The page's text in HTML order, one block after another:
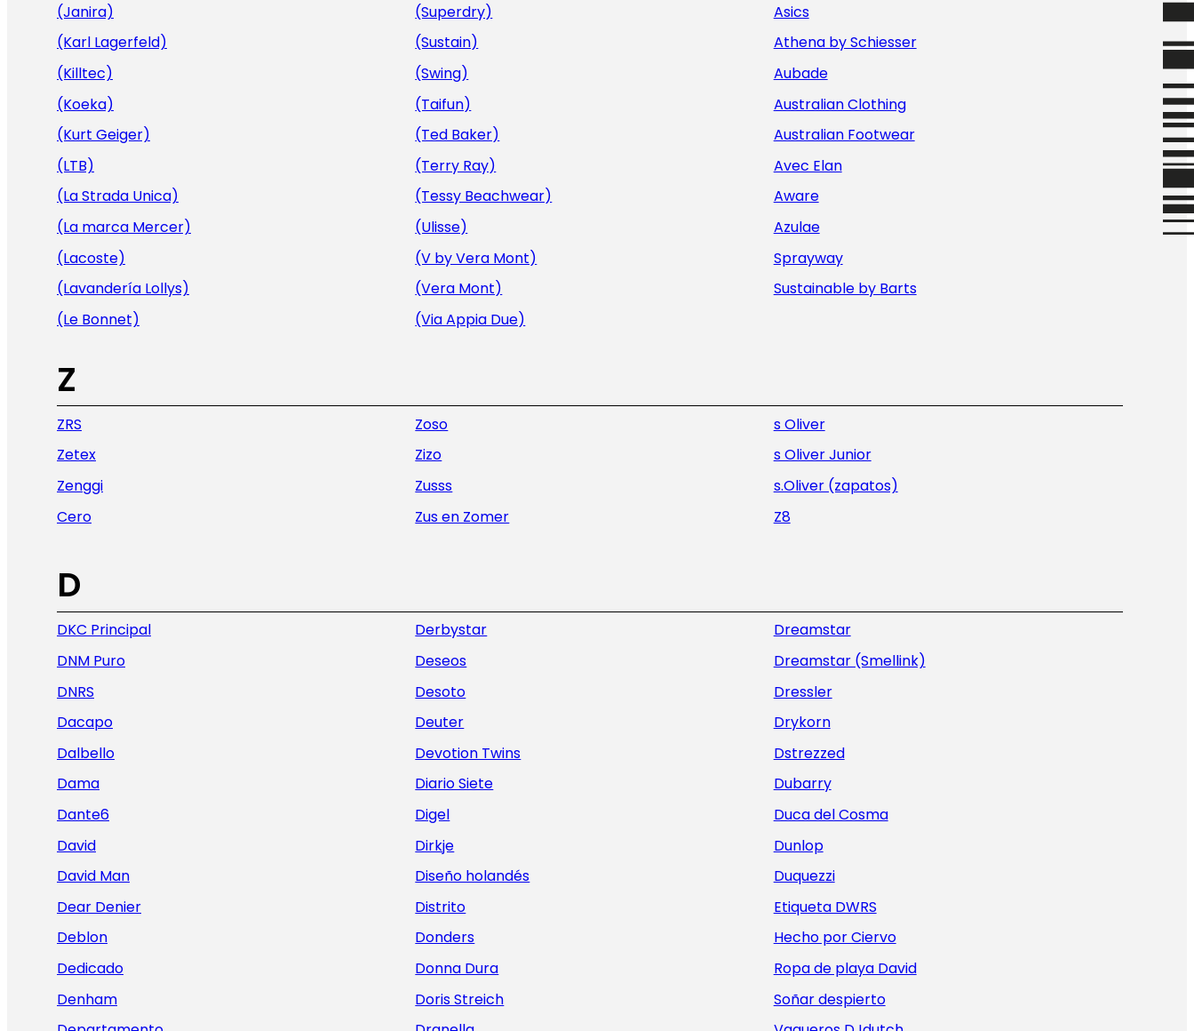
(Janira)
(Karl Lagerfeld)
(Killtec)
(Koeka)
(Kurt Geiger)
(LTB)
(La Strada Unica)
(La marca Mercer)
(Lacoste)
(Lavandería Lollys)
(Le Bonnet)
(Superdry)
(Sustain)
(Swing)
(Taifun)
(Ted Baker)
(Terry Ray)
(Tessy Beachwear)
(Ulisse)
(V by Vera Mont)
(Vera Mont)
(Via Appia Due)
Asics
Athena by Schiesser
Aubade
Australian Clothing
Australian Footwear
Avec Elan
Aware
Azulae
Sprayway
Sustainable by Barts
Z
ZRS
Zetex
Zenggi
Cero
Zoso
Zizo
Zusss
Zus en Zomer
s Oliver
s Oliver Junior
s.Oliver (zapatos)
Z8
D
DKC Principal
DNM Puro
DNRS
Dacapo
Dalbello
Dama
Dante6
David
David Man
Dear Denier
Deblon
Dedicado
Denham
Derbystar
Deseos
Desoto
Deuter
Devotion Twins
Diario Siete
Digel
Dirkje
Diseño holandés
Distrito
Donders
Donna Dura
Doris Streich
Dreamstar
Dreamstar (Smellink)
Dressler
Drykorn
Dstrezzed
Dubarry
Duca del Cosma
Dunlop
Duquezzi
Etiqueta DWRS
Hecho por Ciervo
Ropa de playa David
Soñar despierto